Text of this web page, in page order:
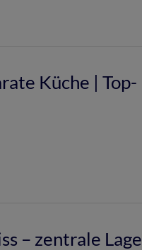
Küche | Top-
– zentrale Lage